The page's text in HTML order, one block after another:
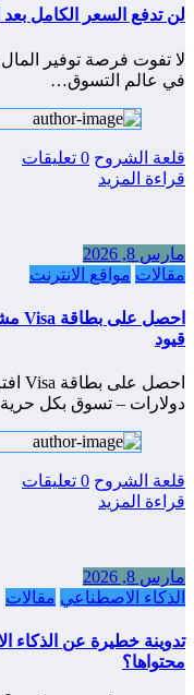
لن تدفع السعر الكامل بعد
في عالم التسوق…
قلعة الشروح 0 تعليقات
قراءة المزيد
مارس 8, 2026
مقالات مواقع الانترنت
قيود
دولارات – تسوق بكل
قلعة الشروح 0 تعليقات
قراءة المزيد
مارس 8, 2026
الذكاء الاصطناعي مقالات
محتواها؟